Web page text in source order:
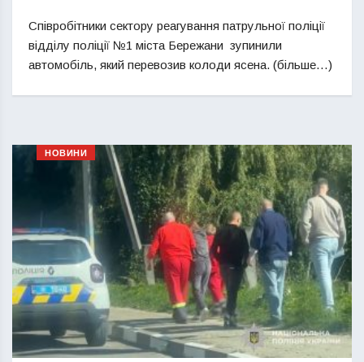
Співробітники сектору реагування патрульної поліції
відділу поліції №1 міста Бережани зупинили
автомобіль, який перевозив колоди ясена. (більше…)
НОВИНИ